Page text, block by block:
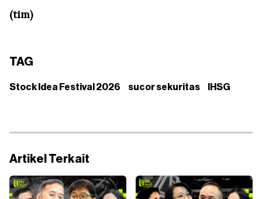
(tim)
TAG
Stock Idea Festival 2026 sucor sekuritas IHSG
Artikel Terkait